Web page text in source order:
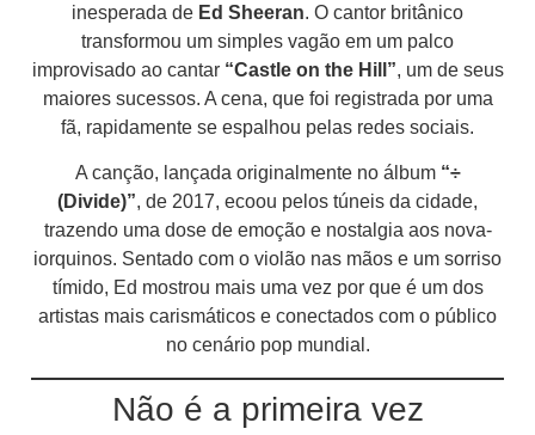
inesperada de Ed Sheeran. O cantor britânico
transformou um simples vagão em um palco
improvisado ao cantar “Castle on the Hill”, um de seus
maiores sucessos. A cena, que foi registrada por uma
fã, rapidamente se espalhou pelas redes sociais.
A canção, lançada originalmente no álbum “÷
(Divide)”, de 2017, ecoou pelos túneis da cidade,
trazendo uma dose de emoção e nostalgia aos nova-
iorquinos. Sentado com o violão nas mãos e um sorriso
tímido, Ed mostrou mais uma vez por que é um dos
artistas mais carismáticos e conectados com o público
no cenário pop mundial.
Não é a primeira vez